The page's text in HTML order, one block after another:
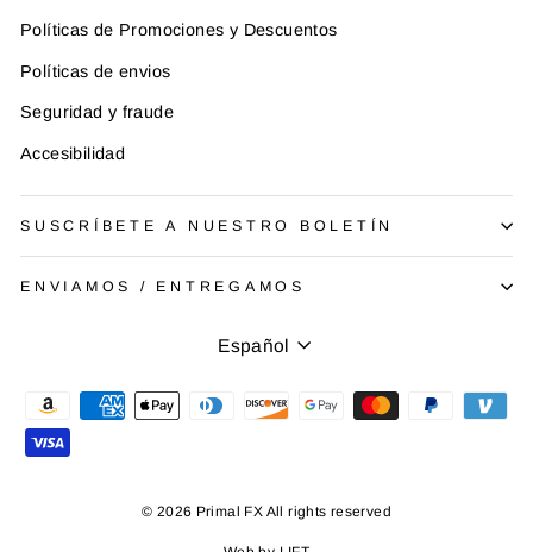
Políticas de Promociones y Descuentos
Políticas de envios
Seguridad y fraude
Accesibilidad
SUSCRÍBETE A NUESTRO BOLETÍN
ENVIAMOS / ENTREGAMOS
Idioma
Español
© 2026 Primal FX All rights reserved